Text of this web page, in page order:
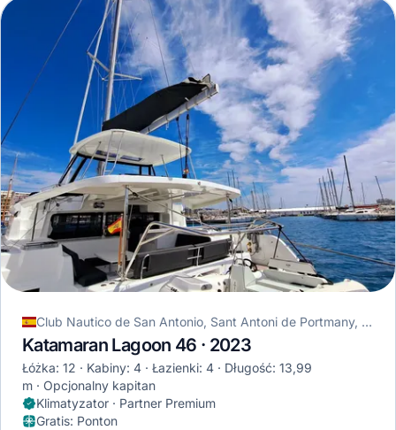
Club Nautico de San Antonio, Sant Antoni de Portmany, Hiszpania
Katamaran Lagoon 46 · 2023
Łóżka: 12 Kabiny: 4 Łazienki: 4
Długość: 13,99
m
Opcjonalny kapitan
Klimatyzator · Partner Premium
Gratis: Ponton